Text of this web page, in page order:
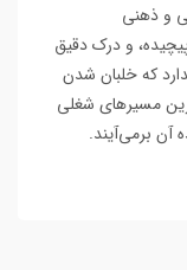
و ذهنی
و درک دقیق
که خلبان شدن
مسیرهای شغلی
آن برمی‌آیند.